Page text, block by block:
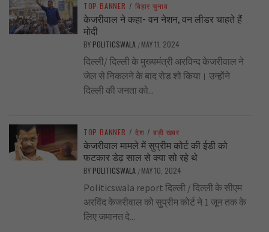
TOP BANNER / बिहार चुनाव
केजरीवाल ने कहा- वन नेशन, वन लीडर चाहते हैं
मोदी
BY POLITICSWALA / MAY 11, 2024
दिल्ली/ दिल्ली के मुख्यमंत्री अरविन्द केजरीवाल ने
जेल से निकलने के बाद रोड शो किया। उन्होंने
दिल्ली की जनता को...
TOP BANNER / देश / बड़ी खबर
केजरीवाल मामले में सुप्रीम कोर्ट की ईडी को
फटकार डेढ़ साल से क्या सो रहे थे
BY POLITICSWALA / MAY 10, 2024
Politicswala report दिल्ली / दिल्ली के सीएम
अरविंद केजरीवाल को सुप्रीम कोर्ट ने 1 जून तक के
लिए जमानत दे...